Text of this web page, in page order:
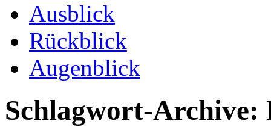
Ausblick
Rückblick
Augenblick
Schlagwort-Archive: